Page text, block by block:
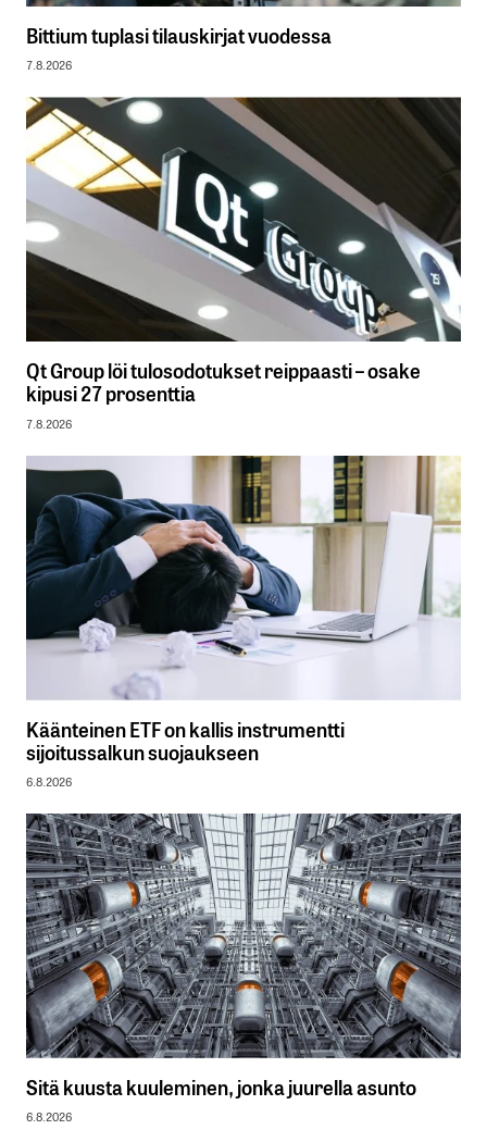
Bittium tuplasi tilauskirjat vuodessa
7.8.2026
Qt Group löi tulosodotukset reippaasti – osake
kipusi 27 prosenttia
7.8.2026
Käänteinen ETF on kallis instrumentti
sijoitussalkun suojaukseen
6.8.2026
Sitä kuusta kuuleminen, jonka juurella asunto
6.8.2026